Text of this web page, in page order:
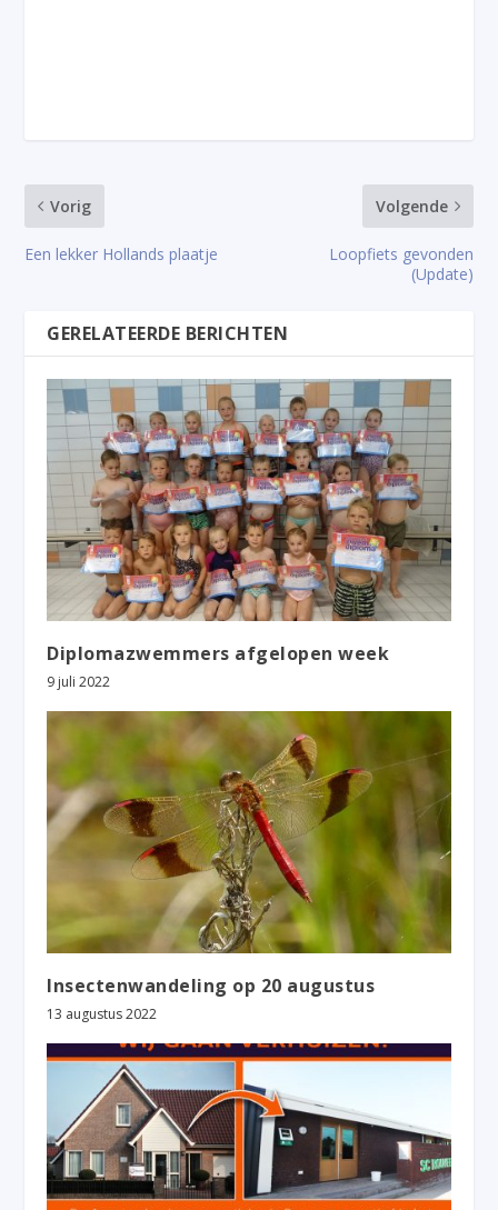
Vorig
Een lekker Hollands plaatje
Volgende
Loopfiets gevonden
(Update)
GERELATEERDE BERICHTEN
Diplomazwemmers afgelopen week
9 juli 2022
Insectenwandeling op 20 augustus
13 augustus 2022